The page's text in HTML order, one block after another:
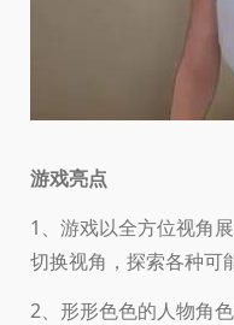
游戏亮点
1、游戏以全方位视角
切换视角，探索各种可
2、形形色色的人物角